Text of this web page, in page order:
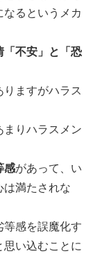
るというメカ
「不安」と「恐
ますがハラス
まりハラスメン
感があって、い
は満たされな
等感を誤魔化す
い込むことに